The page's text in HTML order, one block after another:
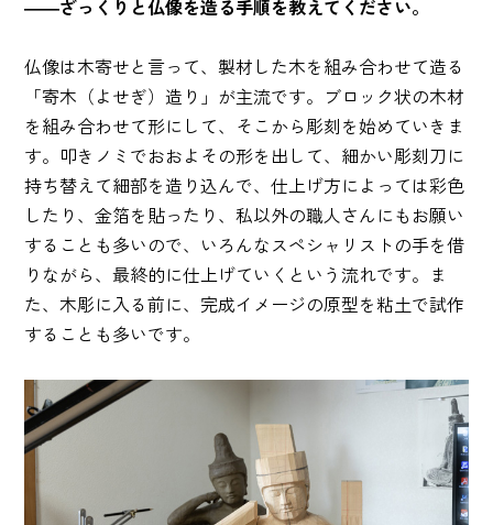
――ざっくりと仏像を造る手順を教えてください。
仏像は木寄せと言って、製材した木を組み合わせて造る
「寄木（よせぎ）造り」が主流です。ブロック状の木材
を組み合わせて形にして、そこから彫刻を始めていきま
す。叩きノミでおおよその形を出して、細かい彫刻刀に
持ち替えて細部を造り込んで、仕上げ方によっては彩色
したり、金箔を貼ったり、私以外の職人さんにもお願い
することも多いので、いろんなスペシャリストの手を借
りながら、最終的に仕上げていくという流れです。ま
た、木彫に入る前に、完成イメージの原型を粘土で試作
することも多いです。